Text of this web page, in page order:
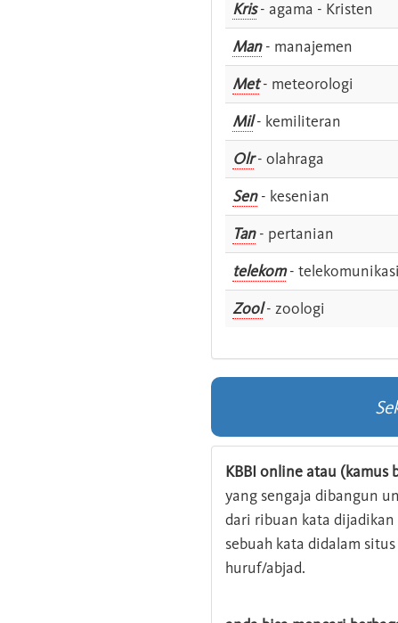
Kris- agama - Kristen
Man- manajemen
Met- meteorologi
Mil- kemiliteran
Olr- olahraga
Sen- kesenian
Tan- pertanian
telekom- telekomunikasi
Zool- zoologi
KBBI online atau (kamus
yang sengaja dibangun
dari ribuan kata
sebuah kata didalam
huruf/abjad.